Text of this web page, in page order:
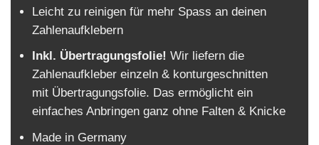
Leicht zu reinigen für mehr Spass an deinen
Zahlenaufklebern
Inkl. Übertragungsfolie! Wir liefern die
Zahlenaufkleber einzeln & konturgeschnitten
mit Übertragungsfolie. Das ermöglicht ein
einfaches Anbringen ganz ohne Falten & Knicke
Made in Germany